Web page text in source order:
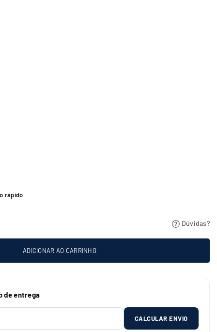
rápido
Dúvidas?
ADICIONAR AO CARRINHO
de entrega
CALCULAR ENVIO